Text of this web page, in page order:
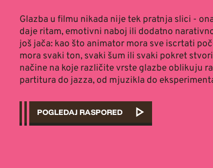
Glazba u filmu nikada nije tek pratnja slici -
daje ritam, emotivni naboj ili dodatno
još jača: kao što animator mora sve iscrtati
mora svaki ton, svaki šum ili svaki pokret
načine na koje različite vrste glazbe oblikuju
partitura do jazza, od mjuzikla do
POGLEDAJ RASPORED